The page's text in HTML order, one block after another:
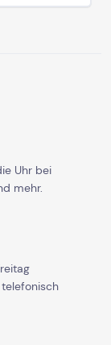
Uhr bei
mehr.